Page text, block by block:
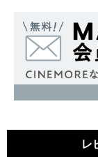
レ